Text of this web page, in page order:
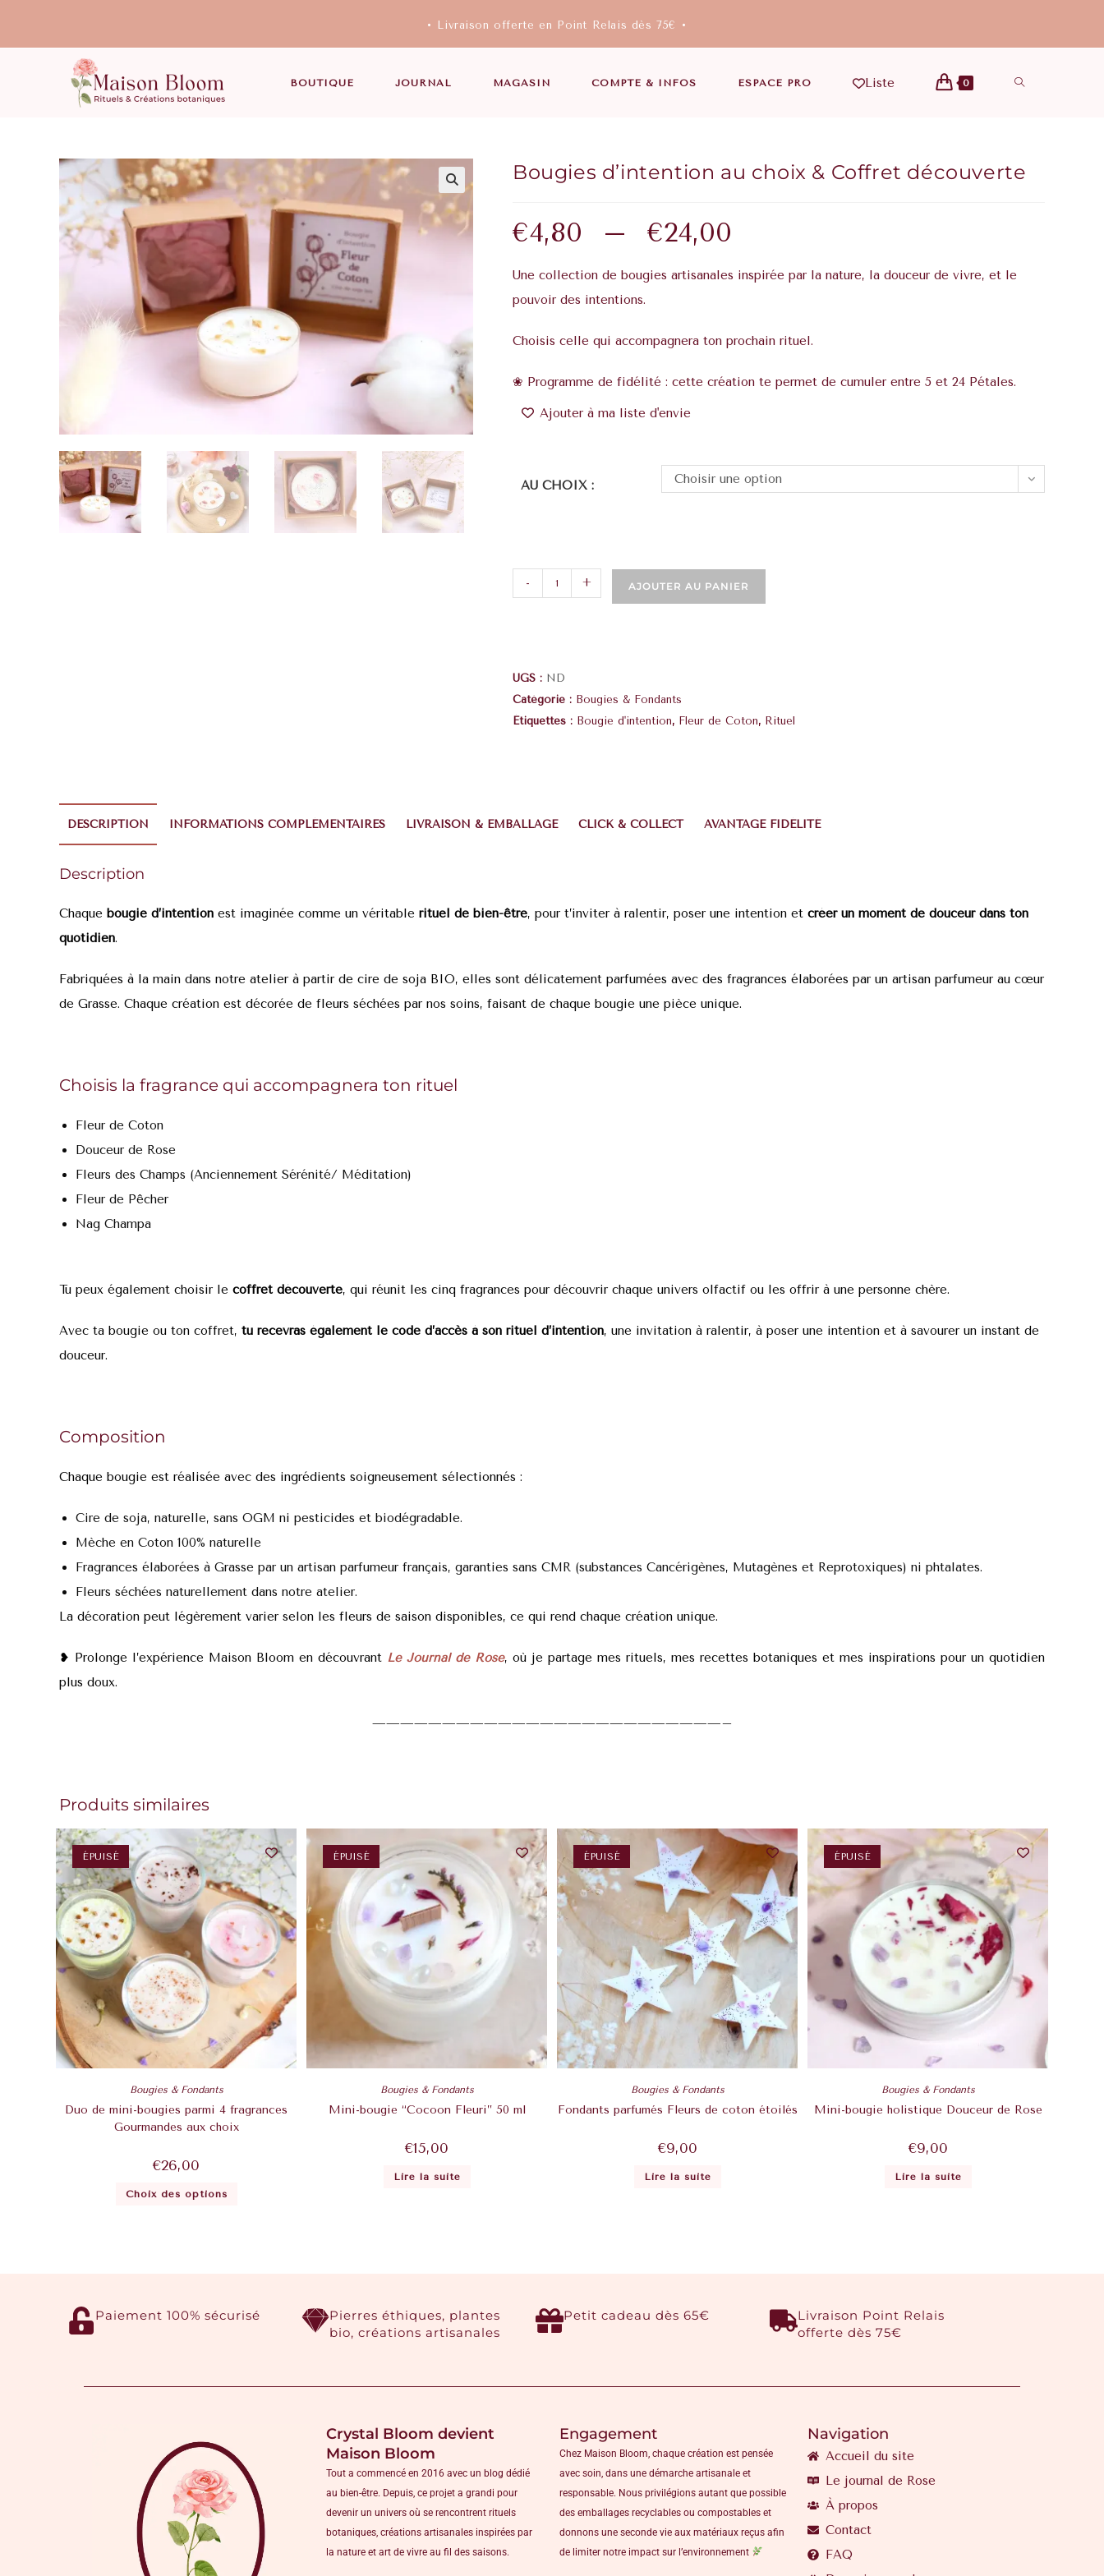
• Livraison offerte en Point Relais dès 75€ •
BOUTIQUE JOURNAL MAGASIN COMPTE & INFOS ESPACE PRO Liste 0
Bougies d’intention au choix & Coffret découverte
€4,80 – €24,00
Une collection de bougies artisanales inspirée par la nature, la douceur de vivre, et le
pouvoir des intentions.
Choisis celle qui accompagnera ton prochain rituel.
❀ Programme de fidélité : cette création te permet de cumuler entre 5 et 24 Pétales.
Ajouter à ma liste d'envie
AU CHOIX : Choisir une option
- + AJOUTER AU PANIER
UGS : ND
Catégorie : Bougies & Fondants
Étiquettes : Bougie d'intention, Fleur de Coton, Rituel
DESCRIPTION INFORMATIONS COMPLÉMENTAIRES LIVRAISON & EMBALLAGE CLICK & COLLECT AVANTAGE FIDÉLITÉ
Description
Chaque bougie d’intention est imaginée comme un véritable rituel de bien-être, pour t’inviter à ralentir, poser une intention et créer un moment de douceur dans ton
quotidien.
Fabriquées à la main dans notre atelier à partir de cire de soja BIO, elles sont délicatement parfumées avec des fragrances élaborées par un artisan parfumeur au cœur
de Grasse. Chaque création est décorée de fleurs séchées par nos soins, faisant de chaque bougie une pièce unique.
Choisis la fragrance qui accompagnera ton rituel
Fleur de Coton
Douceur de Rose
Fleurs des Champs (Anciennement Sérénité/ Méditation)
Fleur de Pêcher
Nag Champa
Tu peux également choisir le coffret découverte, qui réunit les cinq fragrances pour découvrir chaque univers olfactif ou les offrir à une personne chère.
Avec ta bougie ou ton coffret, tu recevras également le code d’accès à son rituel d’intention, une invitation à ralentir, à poser une intention et à savourer un instant de
douceur.
Composition
Chaque bougie est réalisée avec des ingrédients soigneusement sélectionnés :
Cire de soja, naturelle, sans OGM ni pesticides et biodégradable.
Mèche en Coton 100% naturelle
Fragrances élaborées à Grasse par un artisan parfumeur français, garanties sans CMR (substances Cancérigènes, Mutagènes et Reprotoxiques) ni phtalates.
Fleurs séchées naturellement dans notre atelier.
La décoration peut légèrement varier selon les fleurs de saison disponibles, ce qui rend chaque création unique.
❥ Prolonge l’expérience Maison Bloom en découvrant Le Journal de Rose, où je partage mes rituels, mes recettes botaniques et mes inspirations pour un quotidien
plus doux.
—————————————————————————–
Produits similaires
ÉPUISÉ
Bougies & Fondants
Duo de mini-bougies parmi 4 fragrances
Gourmandes aux choix
€26,00
Choix des options
ÉPUISÉ
Bougies & Fondants
Mini-bougie “Cocoon Fleuri” 50 ml
€15,00
Lire la suite
ÉPUISÉ
Bougies & Fondants
Fondants parfumés Fleurs de coton étoilés
€9,00
Lire la suite
ÉPUISÉ
Bougies & Fondants
Mini-bougie holistique Douceur de Rose
€9,00
Lire la suite
Paiement 100% sécurisé
Pierres éthiques, plantes
bio, créations artisanales
Petit cadeau dès 65€
Livraison Point Relais
offerte dès 75€
Crystal Bloom devient
Maison Bloom
Tout a commencé en 2016 avec un blog dédié
au bien-être. Depuis, ce projet a grandi pour
devenir un univers où se rencontrent rituels
botaniques, créations artisanales inspirées par
la nature et art de vivre au fil des saisons.
Engagement
Chez Maison Bloom, chaque création est pensée
avec soin, dans une démarche artisanale et
responsable. Nous privilégions autant que possible
des emballages recyclables ou compostables et
donnons une seconde vie aux matériaux reçus afin
de limiter notre impact sur l’environnement
Navigation
Accueil du site
Le journal de Rose
À propos
Contact
FAQ